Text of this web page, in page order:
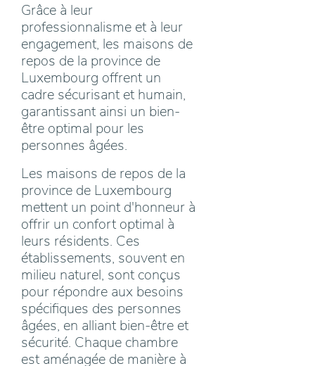
Grâce à leur
professionnalisme et à leur
engagement, les maisons de
repos de la province de
Luxembourg offrent un
cadre sécurisant et humain,
garantissant ainsi un bien-
être optimal pour les
personnes âgées.
Les maisons de repos de la
province de Luxembourg
mettent un point d'honneur à
offrir un confort optimal à
leurs résidents. Ces
établissements, souvent en
milieu naturel, sont conçus
pour répondre aux besoins
spécifiques des personnes
âgées, en alliant bien-être et
sécurité. Chaque chambre
est aménagée de manière à